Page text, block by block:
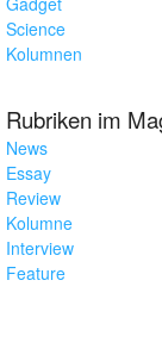
Science
Kolumnen
Rubriken im
News
Essay
Review
Kolumne
Interview
Feature